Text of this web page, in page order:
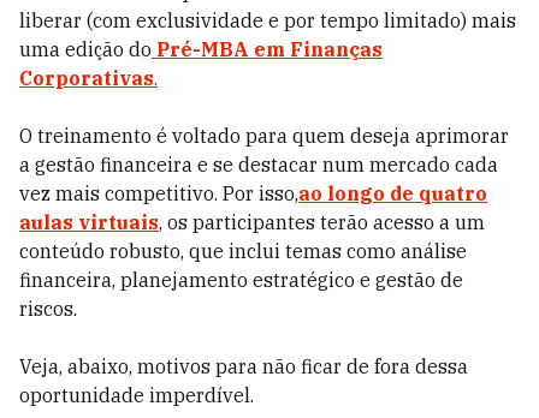
liberar (com exclusividade e por tempo limitado) mais
uma edição do Pré-MBA em Finanças
Corporativas.
O treinamento é voltado para quem deseja aprimorar
a gestão financeira e se destacar num mercado cada
vez mais competitivo. Por isso,ao longo de quatro
aulas virtuais, os participantes terão acesso a um
conteúdo robusto, que inclui temas como análise
financeira, planejamento estratégico e gestão de
riscos.
Veja, abaixo, motivos para não ficar de fora dessa
oportunidade imperdível.